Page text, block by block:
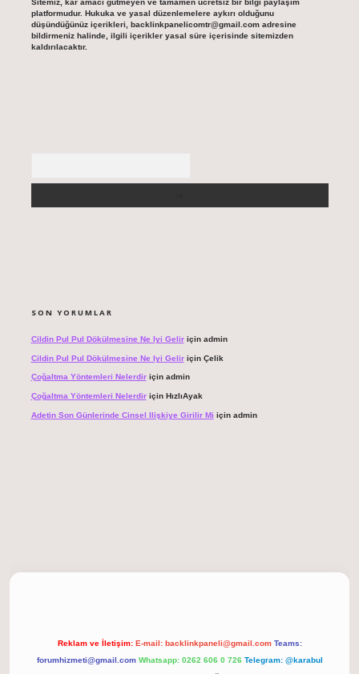
Sitemiz, kar amacı gütmeyen ve tamamen ücretsiz bir bilgi paylaşım
platformudur. Hukuka ve yasal düzenlemelere aykırı olduğunu
düşündüğünüz içerikleri, backlinkpanelicomtr@gmail.comadresine
bildirmeniz halinde, ilgili içerikler yasal süre içerisinde sitemizden
kaldırılacaktır.
SON YORUMLAR
Cildin Pul Pul Dökülmesine Ne Iyi Geliriçin admin
Cildin Pul Pul Dökülmesine Ne Iyi Geliriçin Çelik
Çoğaltma Yöntemleri Nelerdiriçin admin
Çoğaltma Yöntemleri Nelerdiriçin HızlıAyak
Adetin Son Günlerinde Cinsel Ilişkiye Girilir Mi için admin
Reklam ve İletişim: E-mail: backlinkpaneli@gmail.com Teams:
forumhizmeti@gmail.com Whatsapp: 0262 606 0 726 Telegram: @karabul